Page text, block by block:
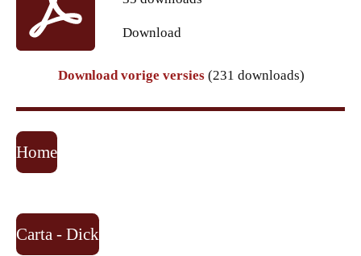
Download
Download vorige versies (231 downloads)
Home
Carta - Dick